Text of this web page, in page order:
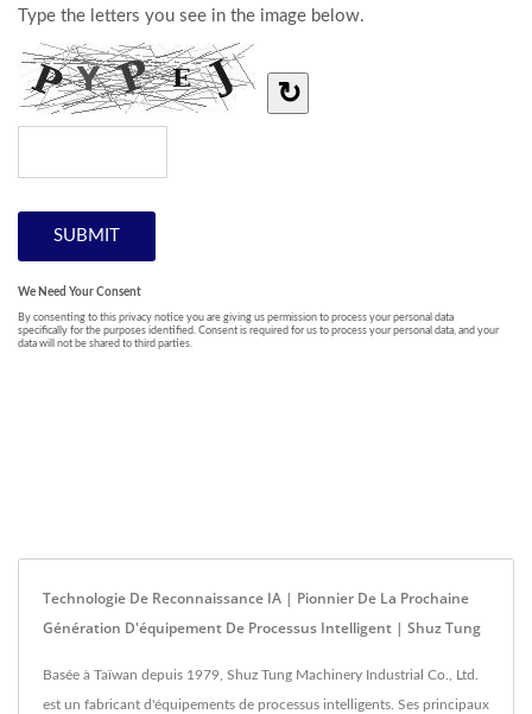
Technologie De Reconnaissance IA | Pionnier De La Prochaine
Génération D'équipement De Processus Intelligent | Shuz Tung
Basée à Taïwan depuis 1979, Shuz Tung Machinery Industrial Co., Ltd.
est un fabricant d'équipements de processus intelligents. Ses principaux